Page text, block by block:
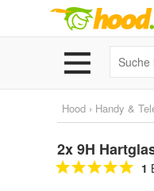
Hood › Handy &
2x 9H
1